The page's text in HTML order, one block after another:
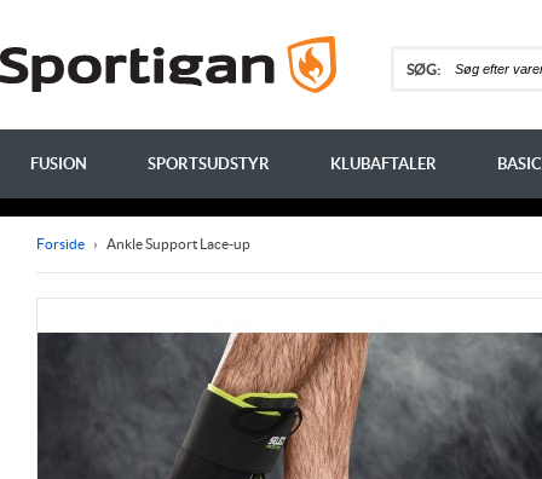
SØG:
FUSION SPORTSUDSTYR KLUBAFTALER
Forside › Ankle Support Lace-up